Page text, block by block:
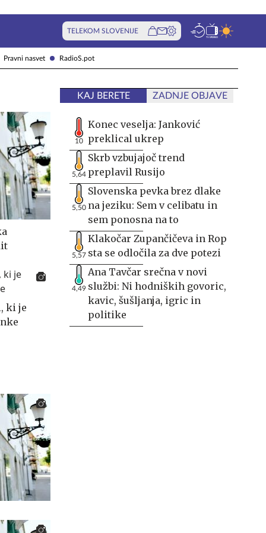
Pravni nasvet RadioS.pot
TELEKOM SLOVENIJE
ki je
KAJ BERETE ZADNJE OBJAVE
10
Konec veselja: Janković
preklical ukrep
5,64
Skrb vzbujajoč trend
preplavil Rusijo
5,50
Slovenska pevka brez dlake
na jeziku: Sem v celibatu in
sem ponosna na to
5,57
Klakočar Zupančičeva in Rop
sta se odločila za dve potezi
4,49
Ana Tavčar srečna v novi
službi: Ni hodniških govoric,
kavic, šušljanja, igric in
politike